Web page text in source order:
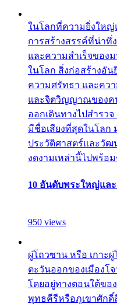
ในโลกที่ความยิ่งใหญ่
การสร้างสรรค์ที่น่าทึ่
และความสำเร็จขอ
ในโลก สิ่งก่อสร้างอัน
ความศรัทธา และคว
และจิตวิญญาณของค
ออกเดินทางไปสำรว
มีชื่อเสียงที่สุดในโลก
ประวัติศาสตร์และวัฒ
งดงามเหล่านี้ไปพร้อ
10 อันดับพระใหญ่แล
950 views
ผู่โถวซาน หรือ เกาะผู่
ตะวันออกของเมืองโ
โดยอยู่ทางตอนใต้ขอ
พุทธคีรีหรือภูเขาศัก